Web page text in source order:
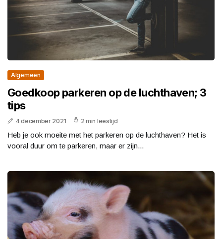
Algemeen
Goedkoop parkeren op de luchthaven; 3
tips
4 december 2021 2 min leestijd
Heb je ook moeite met het parkeren op de luchthaven? Het is
vooral duur om te parkeren, maar er zijn...